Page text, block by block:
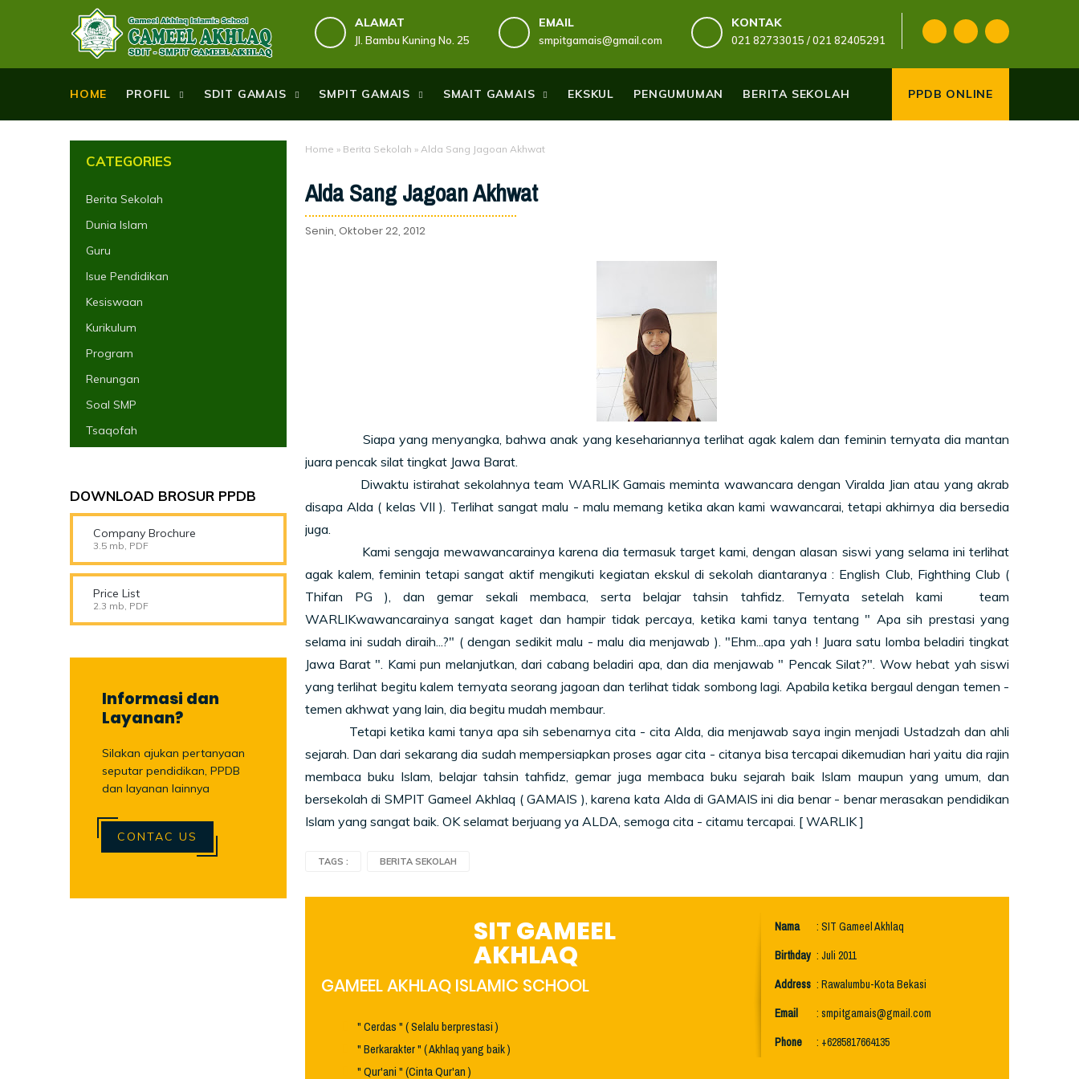
ALAMAT
Jl. Bambu Kuning No. 25
EMAIL
smpitgamais@gmail.com
KONTAK
021 82733015 / 021 82405291
HOME PROFIL SDIT GAMAIS SMPIT GAMAIS SMAIT GAMAIS EKSKUL PENGUMUMAN BERITA SEKOLAH PPDB ONLINE
Home » Berita Sekolah » Alda Sang Jagoan Akhwat
Alda Sang Jagoan Akhwat
Senin, Oktober 22, 2012
Siapa yang menyangka, bahwa anak yang kesehariannya terlihat agak kalem dan feminin ternyata dia mantan
juara pencak silat tingkat Jawa Barat.
Diwaktu istirahat sekolahnya team WARLIK Gamais meminta wawancara dengan Viralda Jian atau yang akrab
disapa Alda ( kelas VII ). Terlihat sangat malu - malu memang ketika akan kami wawancarai, tetapi akhirnya dia bersedia
juga.
Kami sengaja mewawancarainya karena dia termasuk target kami, dengan alasan siswi yang selama ini terlihat
agak kalem, feminin tetapi sangat aktif mengikuti kegiatan ekskul di sekolah diantaranya : English Club, Fighthing Club (
Thifan PG ), dan gemar sekali membaca, serta belajar tahsin tahfidz. Ternyata setelah kami team
WARLIKwawancarainya sangat kaget dan hampir tidak percaya, ketika kami tanya tentang " Apa sih prestasi yang
selama ini sudah diraih...?" ( dengan sedikit malu - malu dia menjawab ). "Ehm...apa yah ! Juara satu lomba beladiri tingkat
Jawa Barat ". Kami pun melanjutkan, dari cabang beladiri apa, dan dia menjawab " Pencak Silat?". Wow hebat yah siswi
yang terlihat begitu kalem ternyata seorang jagoan dan terlihat tidak sombong lagi. Apabila ketika bergaul dengan temen -
temen akhwat yang lain, dia begitu mudah membaur.
Tetapi ketika kami tanya apa sih sebenarnya cita - cita Alda, dia menjawab saya ingin menjadi Ustadzah dan ahli
sejarah. Dan dari sekarang dia sudah mempersiapkan proses agar cita - citanya bisa tercapai dikemudian hari yaitu dia rajin
membaca buku Islam, belajar tahsin tahfidz, gemar juga membaca buku sejarah baik Islam maupun yang umum, dan
bersekolah di SMPIT Gameel Akhlaq ( GAMAIS ), karena kata Alda di GAMAIS ini dia benar - benar merasakan pendidikan
Islam yang sangat baik. OK selamat berjuang ya ALDA, semoga cita - citamu tercapai. [ WARLIK ]
TAGS : BERITA SEKOLAH
SIT GAMEEL
AKHLAQ
GAMEEL AKHLAQ ISLAMIC SCHOOL
" Cerdas " ( Selalu berprestasi )
" Berkarakter " ( Akhlaq yang baik )
" Qur'ani " (Cinta Qur'an )
Nama
: SIT Gameel Akhlaq
Birthday : Juli 2011
Address : Rawalumbu-Kota Bekasi
Email
:smpitgamais@gmail.com
Phone
: +6285817664135
CATEGORIES
Berita Sekolah
Dunia Islam
Guru
Isue Pendidikan
Kesiswaan
Kurikulum
Program
Renungan
Soal SMP
Tsaqofah
DOWNLOAD BROSUR PPDB
Company Brochure
3.5 mb, PDF
Price List
2.3 mb, PDF
Informasi dan
Layanan?
Silakan ajukan pertanyaan
seputar pendidikan, PPDB
dan layanan lainnya
CONTAC US